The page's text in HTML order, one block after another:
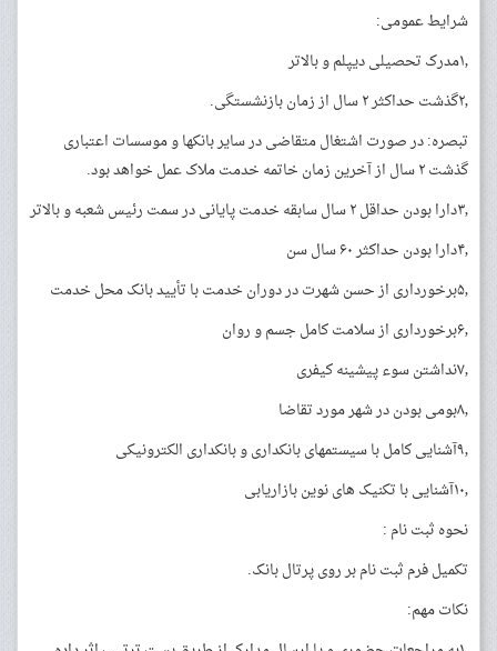
شرایط عمومی:
۱٫مدرک تحصیلی دیپلم و بالاتر
۲٫گذشت حداکثر ۲ سال از زمان بازنشستگی.
تبصره: در صورت اشتغال متقاضی در سایر بانکها و موسسات اعتباری
گذشت ۲ سال از آخرین زمان خاتمه خدمت ملاک عمل خواهد بود.
۳٫دارا بودن حداقل ۲ سال سابقه خدمت پایانی در سمت رئیس شعبه و بالاتر
۴٫دارا بودن حداکثر ۶۰ سال سن
۵٫برخورداری از حسن شهرت در دوران خدمت با تأیید بانک محل خدمت
۶٫برخورداری از سلامت کامل جسم و روان
۷٫نداشتن سوء پیشینه کیفری
۸٫بومی بودن در شهر مورد تقاضا
۹٫آشنایی کامل با سیستمهای بانکداری و بانکداری الکترونیکی
۱۰٫آشنایی با تکنیک های نوین بازاریابی
نحوه ثبت نام :
تکمیل فرم ثبت نام بر روی پرتال بانک.
نکات مهم: